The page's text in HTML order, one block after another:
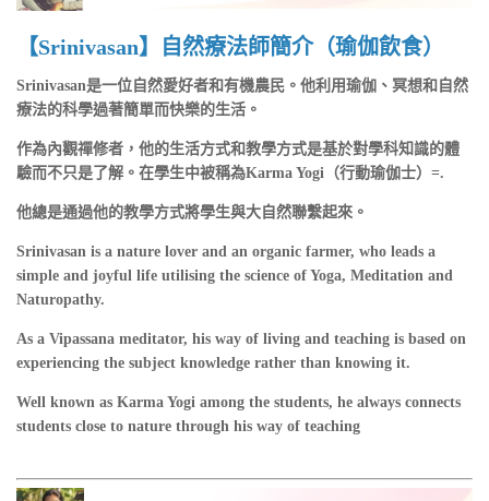
【Srinivasan】自然療法師簡介（瑜伽飲食）
Srinivasan是一位自然愛好者和有機農民。他利用瑜伽、冥想和自然
療法的科學過著簡單而快樂的生活。
作為內觀禪修者，他的生活方式和教學方式是基於對學科知識的體
驗而不只是了解。在學生中被稱為Karma Yogi（行動瑜伽士）=.
他總是通過他的教學方式將學生與大自然聯繫起來。
Srinivasan is a nature lover and an organic farmer, who leads a
simple and joyful life utilising the science of Yoga, Meditation and
Naturopathy.
As a Vipassana meditator, his way of living and teaching is based on
experiencing the subject knowledge rather than knowing it.
Well known as Karma Yogi among the students, he always connects
students close to nature through his way of teaching